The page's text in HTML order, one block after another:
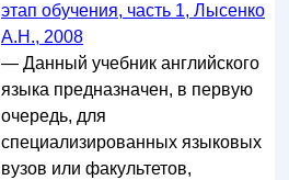
этап обучения, часть 1, Лысенко
А.Н., 2008
— Данный учебник английского
языка предназначен, в первую
очередь, для
специализированных языковых
вузов или факультетов,